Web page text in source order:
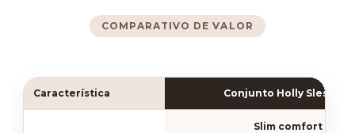
COMPARATIVO DE VALOR
Característica Conjunto Holly Sleshe ✓
Slim comfort